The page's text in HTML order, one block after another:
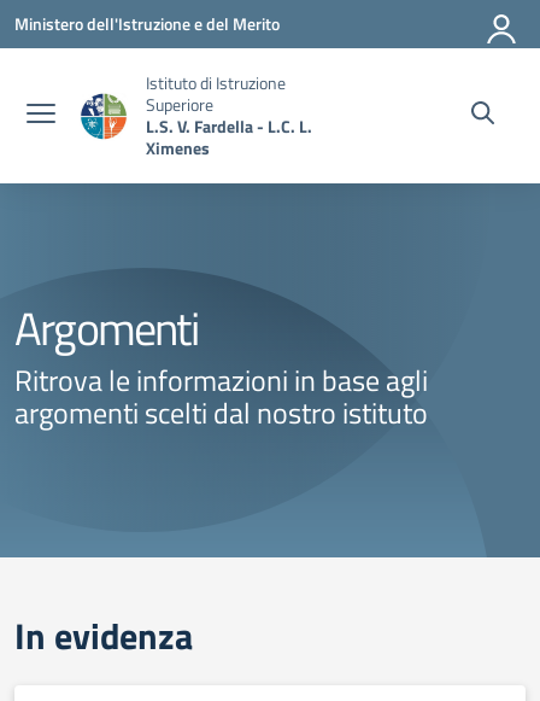
Vai ai contenuti
Vai al menu di navigazione
Vai al footer
Ministero dell'Istruzione e del Merito
Istituto di Istruzione
Superiore
L.S. V. Fardella - L.C. L.
Ximenes
Argomenti
Ritrova le informazioni in base agli
argomenti scelti dal nostro istituto
In evidenza